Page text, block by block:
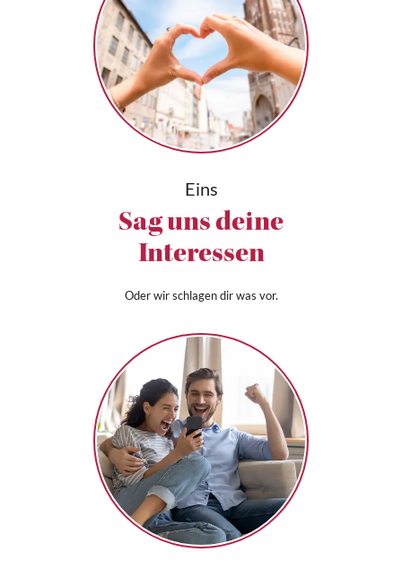
Eins
Sag uns deine
Interessen
Oder wir schlagen dir was vor.